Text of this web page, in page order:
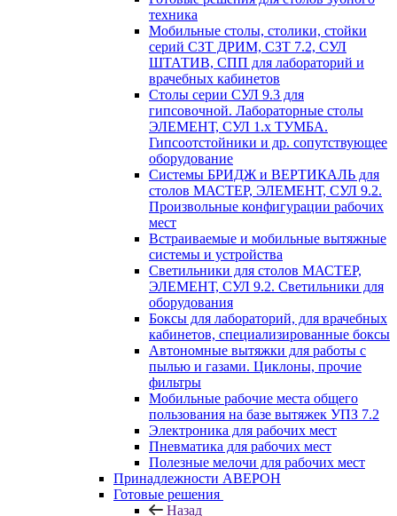
техника
Мобильные столы, столики, стойки
серий СЗТ ДРИМ, СЗТ 7.2, СУЛ
ШТАТИВ, СПП для лабораторий и
врачебных кабинетов
Столы серии СУЛ 9.3 для
гипсовочной. Лабораторные столы
ЭЛЕМЕНТ, СУЛ 1.х ТУМБА.
Гипсоотстойники и др. сопутствующее
оборудование
Системы БРИДЖ и ВЕРТИКАЛЬ для
столов МАСТЕР, ЭЛЕМЕНТ, СУЛ 9.2.
Произвольные конфигурации рабочих
мест
Встраиваемые и мобильные вытяжные
системы и устройства
Светильники для столов МАСТЕР,
ЭЛЕМЕНТ, СУЛ 9.2. Светильники для
оборудования
Боксы для лабораторий, для врачебных
кабинетов, специализированные боксы
Автономные вытяжки для работы с
пылью и газами. Циклоны, прочие
фильтры
Мобильные рабочие места общего
пользования на базе вытяжек УПЗ 7.2
Электроника для рабочих мест
Пневматика для рабочих мест
Полезные мелочи для рабочих мест
Принадлежности АВЕРОН
Готовые решения
Назад